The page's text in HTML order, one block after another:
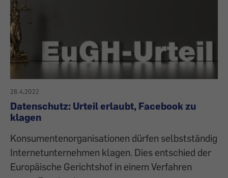
28.4.2022
Datenschutz: Urteil erlaubt, Facebook zu
klagen
Konsumentenorganisationen dürfen selbstständig
Internetunternehmen klagen. Dies entschied der
Europäische Gerichtshof in einem Verfahren